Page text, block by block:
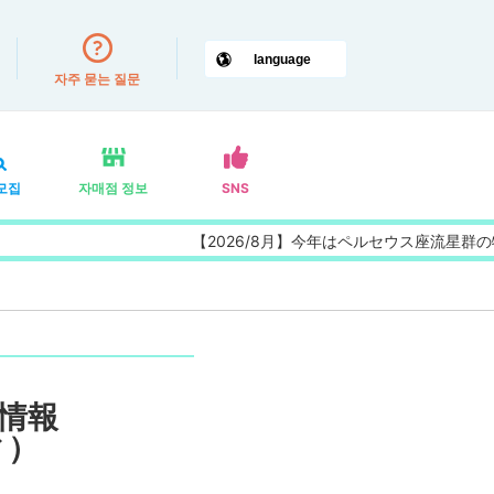
자주 묻는 질문
집 자매점 정보 SNS
【2026/8月】今年はペルセウス座流星群
報